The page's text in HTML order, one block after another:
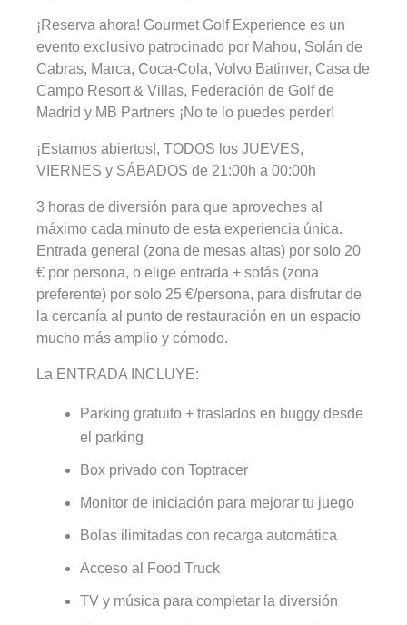
¡Reserva ahora! Gourmet Golf Experience es un
evento exclusivo patrocinado por Mahou, Solán de
Cabras, Marca, Coca-Cola, Volvo Batinver, Casa de
Campo Resort & Villas, Federación de Golf de
Madrid y MB Partners ¡No te lo puedes perder!
¡Estamos abiertos!, TODOS los JUEVES,
VIERNES y SÁBADOS de 21:00h a 00:00h
3 horas de diversión para que aproveches al
máximo cada minuto de esta experiencia única.
Entrada general (zona de mesas altas) por solo 20
€ por persona, o elige entrada + sofás (zona
preferente) por solo 25 €/persona, para disfrutar de
la cercanía al punto de restauración en un espacio
mucho más amplio y cómodo.
La ENTRADA INCLUYE:
Parking gratuito + traslados en buggy desde
el parking
Box privado con Toptracer
Monitor de iniciación para mejorar tu juego
Bolas ilimitadas con recarga automática
Acceso al Food Truck
TV y música para completar la diversión